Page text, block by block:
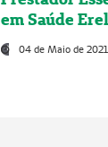
em Saúde
04 de Maio de 2021